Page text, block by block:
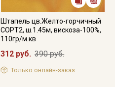
Штапель цв.Желто-горчичный
СОРТ2, ш.1.45м, вискоза-100%,
110гр/м.кв
312 руб. 390 руб.
Только онлайн-заказ